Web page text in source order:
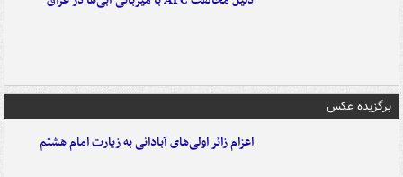
برگزیده عکس
اعزام زائر اولی‌های آبادانی به زیارت امام هشتم